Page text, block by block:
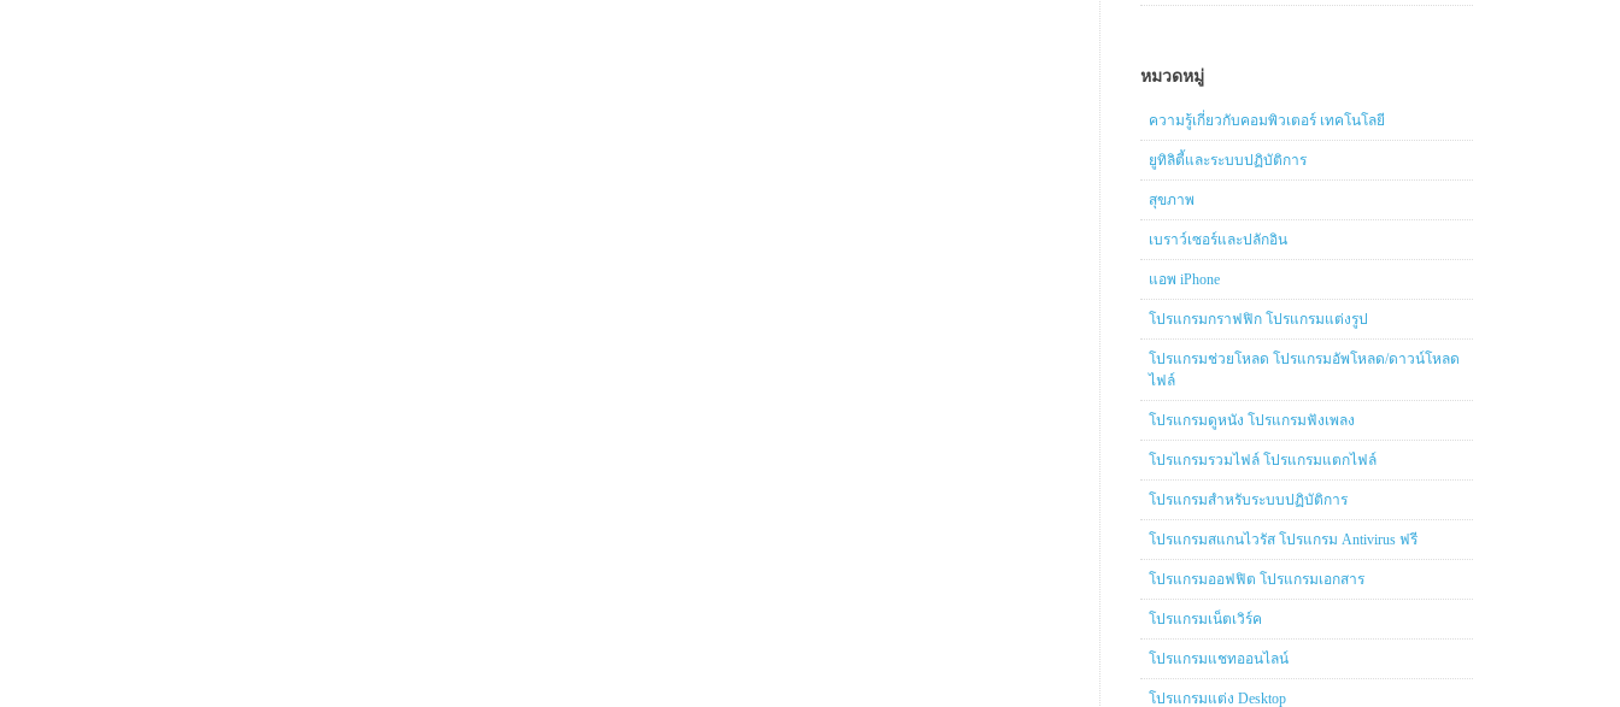
หมวดหมู่
ความรู้เกี่ยวกับคอมพิวเตอร์ เทคโนโลยี
ยูทิลิตี้และระบบปฏิบัติการ
สุขภาพ
เบราว์เซอร์และปลักอิน
แอพ iPhone
โปรแกรมกราฟฟิก โปรแกรมแต่งรูป
โปรแกรมช่วยโหลด โปรแกรมอัพโหลด/ดาวน์โหลด
ไฟล์
โปรแกรมดูหนัง โปรแกรมฟังเพลง
โปรแกรมรวมไฟล์ โปรแกรมแตกไฟล์
โปรแกรมสำหรับระบบปฏิบัติการ
โปรแกรมสแกนไวรัส โปรแกรม Antivirus ฟรี
โปรแกรมออฟฟิต โปรแกรมเอกสาร
โปรแกรมเน็ตเวิร์ค
โปรแกรมแชทออนไลน์
โปรแกรมแต่ง Desktop